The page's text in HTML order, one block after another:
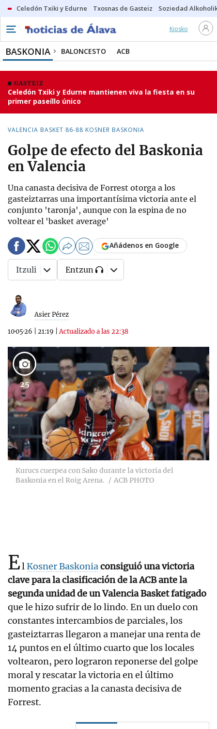
Celedón Txiki y Edurne Txosnas de Gasteiz Soziedad
Kiosko
BASKONIA BALONCESTO ACB
GASTEIZ
Celedón Txiki y Edurne mantienen viva la fiesta en su
primer paseíllo único
VALENCIA BASKET 86-88 KOSNER BASKONIA
Golpe de efecto del Baskonia
en Valencia
Una canasta decisiva de Forrest otorga a los
gasteiztarras una importantísima victoria ante el
conjunto 'taronja', aunque con la espina de no
voltear el 'basket average'
Asier Pérez
10·05·26 21:19 |Actualizado a las 22:38
Añádenos en Google
Itzuli Entzun
25
Kurucs cuerpea con Sako durante la victoria del
Baskonia en el Roig Arena.
ACB PHOTO
ElKosner Baskoniaconsiguió una victoria
clave para la clasificación de la ACB ante la
segunda unidad de un Valencia Basket fatigado
que le hizo sufrir de lo lindo. En un duelo con
constantes intercambios de parciales, los
gasteiztarras llegaron a manejar una renta de
14 puntos en el último cuarto que los locales
voltearon, pero lograron reponerse del golpe
moral y rescatar la victoria en el último
momento gracias a la canasta decisiva de
Forrest.